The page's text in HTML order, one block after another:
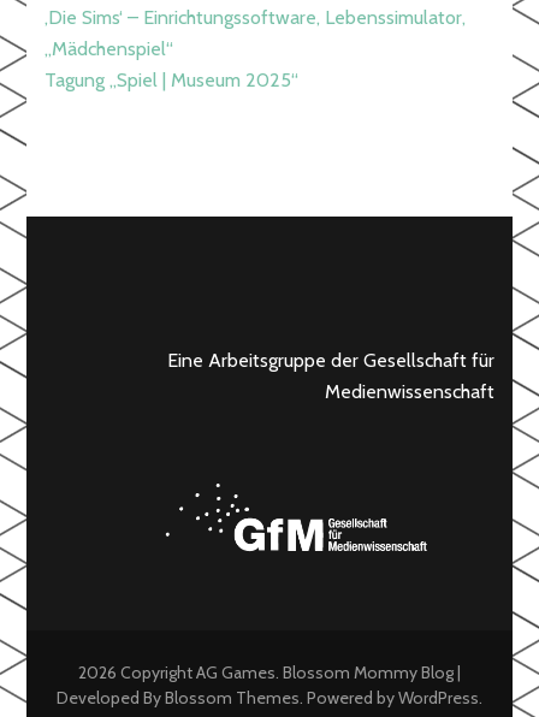
‚Die Sims‘ – Einrichtungssoftware, Lebenssimulator,
„Mädchenspiel“
Tagung „Spiel | Museum 2025“
Eine Arbeitsgruppe der Gesellschaft für
Medienwissenschaft
2026 CopyrightAG Games. Blossom Mommy Blog |
Developed ByBlossom Themes. Powered byWordPress.